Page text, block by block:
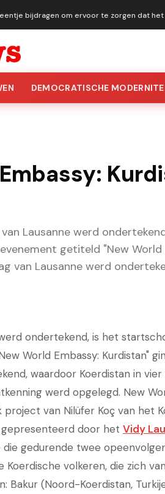
bijdragen om ervoor te zorgen dat
DEMOCRATISCHE
Lausanne werd
getiteld "New World
van Lausanne werd
ondertekend, is het
World Embassy: Kurdistan"
waardoor Koerdistan in
werd opgelegd. New
van Nilüfer Koç van het
gepresenteerd door het Vidy
gedurende twee
volkeren, die zich
(Noord-Koerdistan,